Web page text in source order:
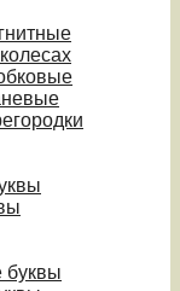
буквы